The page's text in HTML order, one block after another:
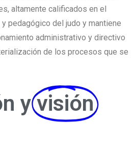
altamente calificados en el
pedagógico del judo y mantiene
administrativo y directivo
de los procesos que se
y visión